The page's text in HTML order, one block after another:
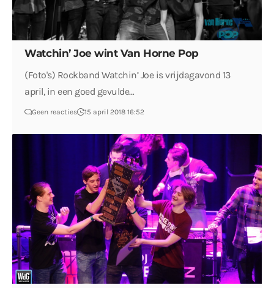
Watchin’ Joe wint Van Horne Pop
(Foto's) Rockband Watchin’ Joe is vrijdagavond 13
april, in een goed gevulde…
Geen reacties 15 april 2018 16:52